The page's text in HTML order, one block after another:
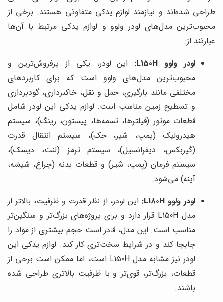
طراحی شده‌اند و نیازمند لوازم یدکی متفاوتی هستند. برخی از
محبوب‌ترین مدل‌های لودر ولوو و لوازم یدکی مرتبط با آن‌ها
عبارتند از:
لودر ولوو L150H:
این لودر، یکی از پرفروش‌ترین و
محبوب‌ترین مدل‌های ولوو است که برای کاربردهای
مختلفی مانند بارگیری، حمل و نقل، خاکبرداری، گودبرداری
و تسطیح زمین مناسب است. لوازم یدکی این لودر شامل
قطعات موتور (فیلترها، تسمه‌ها، پیستون، رینگ)، سیستم
هیدرولیک (پمپ، شیر، جک)، سیستم انتقال قدرت
(گیربکس، دیفرانسیل)، سیستم ترمز (لنت، دیسک)،
سیستم فرمان (پمپ، شیر) و قطعات بدنه (چراغ، شیشه،
آینه) می‌شود.
لودر ولوو L180H:
این لودر، از نظر قدرت و ظرفیت، بالاتر از
مدل L150H قرار دارد و برای پروژه‌های بزرگ‌تر و سنگین‌تر
مناسب است. این مدل، قادر است حجم بیشتری از مواد را
جابجا کند و در شرایط سخت‌تری کار کند. لوازم یدکی این
لودر نیز مشابه مدل L150H است، اما ممکن است برخی از
قطعات، بزرگ‌تر، قوی‌تر و با ظرفیت بالاتری طراحی شده
باشند.